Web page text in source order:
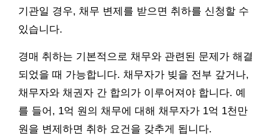
기관일 경우, 채무 변제를 받으면 취하를 신청할 수
있습니다.
경매 취하는 기본적으로 채무와 관련된 문제가 해결
되었을 때 가능합니다. 채무자가 빚을 전부 갚거나,
채무자와 채권자 간 합의가 이루어져야 합니다. 예
를 들어, 1억 원의 채무에 대해 채무자가 1억 1천만
원을 변제하면 취하 요건을 갖추게 됩니다.